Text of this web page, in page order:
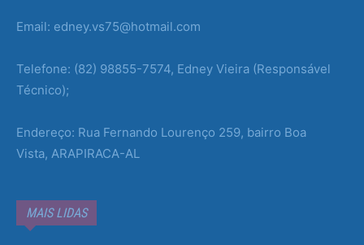
Email: edney.vs75@hotmail.com
Telefone: (82) 98855-7574, Edney Vieira (Responsável
Técnico);
Endereço: Rua Fernando Lourenço 259, bairro Boa
Vista, ARAPIRACA-AL
MAIS LIDAS